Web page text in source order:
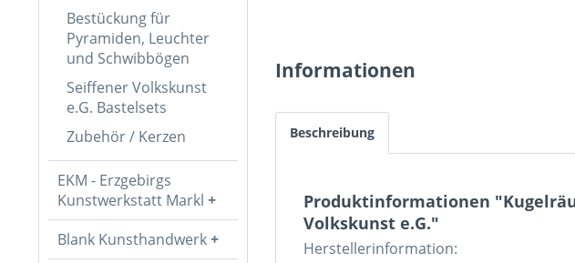
Bestückung für
Pyramiden, Leuchter
und Schwibbögen
Seiffener Volkskunst
e.G. Bastelsets
Zubehör / Kerzen
EKM - Erzgebirgs
Kunstwerkstatt Markl
Blank Kunsthandwerk
Informationen
Beschreibung
Produktinformationen
Volkskunst e.G."
Herstellerinformation: